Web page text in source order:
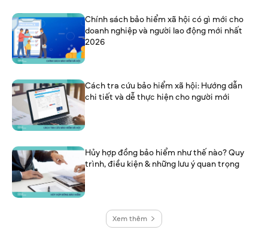
Chính sách bảo hiểm xã hội có gì mới cho
doanh nghiệp và người lao động mới nhất
2026
Cách tra cứu bảo hiểm xã hội: Hướng dẫn
chi tiết và dễ thực hiện cho người mới
Hủy hợp đồng bảo hiểm như thế nào? Quy
trình, điều kiện & những lưu ý quan trọng
Xem thêm